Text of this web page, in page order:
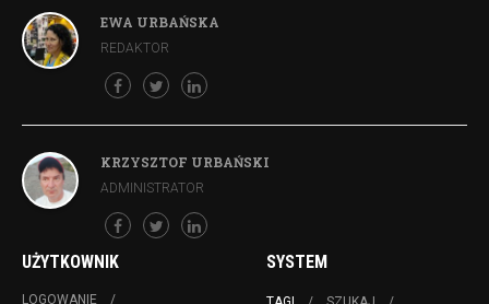
EWA URBAŃSKA
REDAKTOR
KRZYSZTOF URBAŃSKI
ADMINISTRATOR
UŻYTKOWNIK
LOGOWANIE
SYSTEM